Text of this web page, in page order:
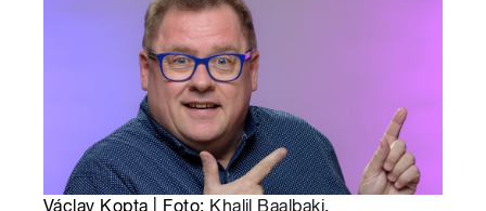
Václav Kopta | Foto: Khalil Baalbaki,